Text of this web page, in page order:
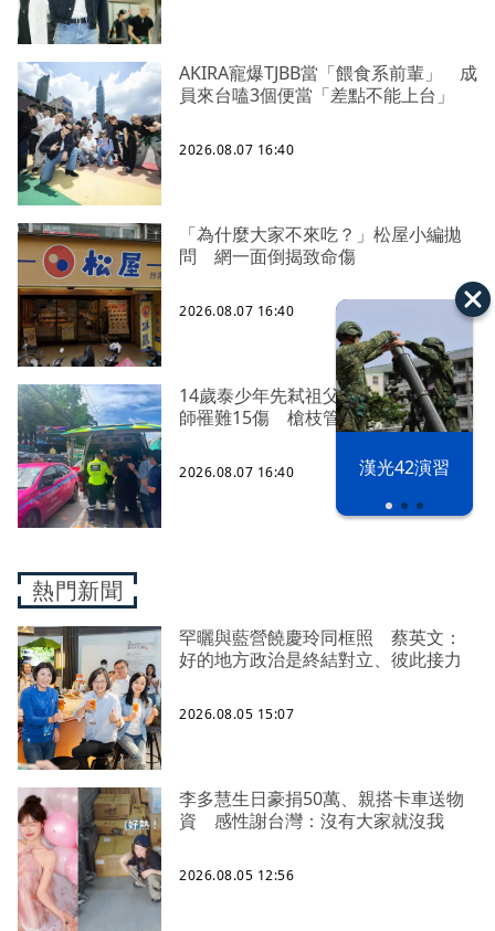
漢光42演習
AKIRA寵爆TJBB當「餵食系前輩」 成
員來台嗑3個便當「差點不能上台」
2026.08.07 16:40
「為什麼大家不來吃？」松屋小編拋
問 網一面倒揭致命傷
2026.08.07 16:40
14歲泰少年先弒祖父母再血洗校園！5
師罹難15傷 槍枝管制受質疑
2026.08.07 16:40
熱門新聞
罕曬與藍營饒慶玲同框照 蔡英文：
好的地方政治是終結對立、彼此接力
2026.08.05 15:07
李多慧生日豪捐50萬、親搭卡車送物
資 感性謝台灣：沒有大家就沒我
2026.08.05 12:56